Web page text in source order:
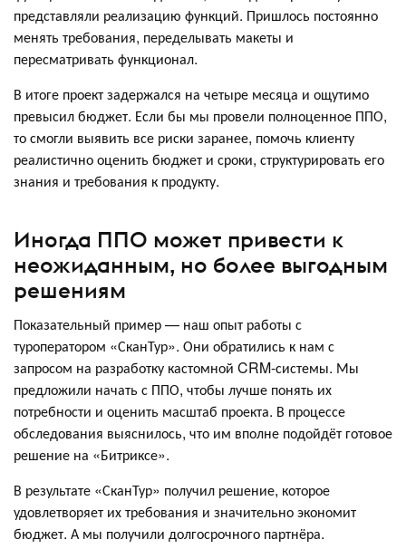
представляли реализацию функций. Пришлось постоянно
менять требования, переделывать макеты и
пересматривать функционал.
В итоге проект задержался на четыре месяца и ощутимо
превысил бюджет. Если бы мы провели полноценное ППО,
то смогли выявить все риски заранее, помочь клиенту
реалистично оценить бюджет и сроки, структурировать его
знания и требования к продукту.
Иногда ППО может привести к
неожиданным, но более выгодным
решениям
Показательный пример — наш опыт работы с
туроператором «СканТур». Они обратились к нам с
запросом на разработку кастомной CRM-системы. Мы
предложили начать с ППО, чтобы лучше понять их
потребности и оценить масштаб проекта. В процессе
обследования выяснилось, что им вполне подойдёт готовое
решение на «Битриксе».
В результате «СканТур» получил решение, которое
удовлетворяет их требования и значительно экономит
бюджет. А мы получили долгосрочного партнёра.